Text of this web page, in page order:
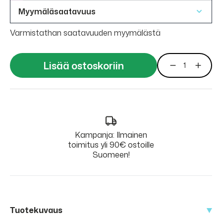
Myymäläsaatavuus
Varmistathan saatavuuden myymälästä
Lisää ostoskoriin
Kampanja: Ilmainen
toimitus yli 90€ ostoille
Suomeen!
Tuotekuvaus